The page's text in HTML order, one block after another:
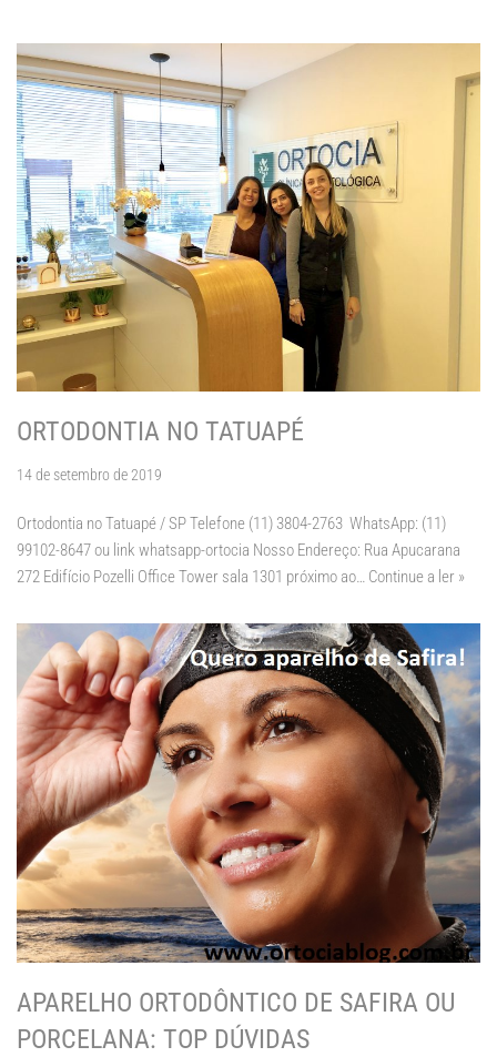
ORTODONTIA NO TATUAPÉ
14 de setembro de 2019
Ortodontia no Tatuapé / SP Telefone (11) 3804-2763 WhatsApp: (11)
99102-8647 ou link whatsapp-ortocia Nosso Endereço: Rua Apucarana
272 Edifício Pozelli Office Tower sala 1301 próximo ao… Continue a ler »
APARELHO ORTODÔNTICO DE SAFIRA OU
PORCELANA: TOP DÚVIDAS